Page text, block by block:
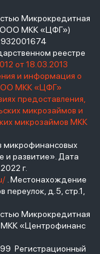
Микрокредитная
МКК «ЦФГ»)
реестре
от 18.03.2013
и информация о
ООО МКК «ЦФГ»
предоставления,
микрозаймов и
микрозаймов МКК
и развитие». Дата
г.
. Местонахождение
д.5, стр.1,
Микрокредитная
«Центрофинанс
Регистрационный